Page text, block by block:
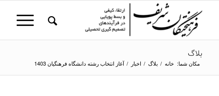
بلاگ
مکان شما: خانه / بلاگ / اخبار / آغاز انتخاب رشته دانشگاه فرهنگیان 1403